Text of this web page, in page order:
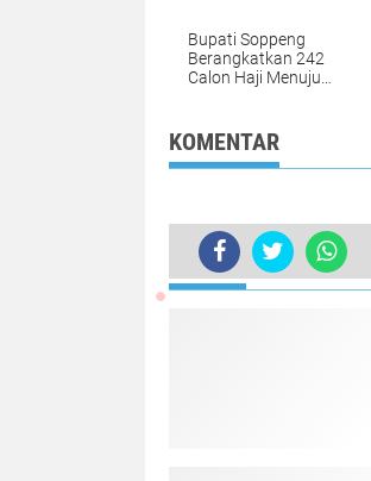
Bupati Soppeng
Berangkatkan 242
Calon Haji Menuju
KOMENTAR
TERKINI